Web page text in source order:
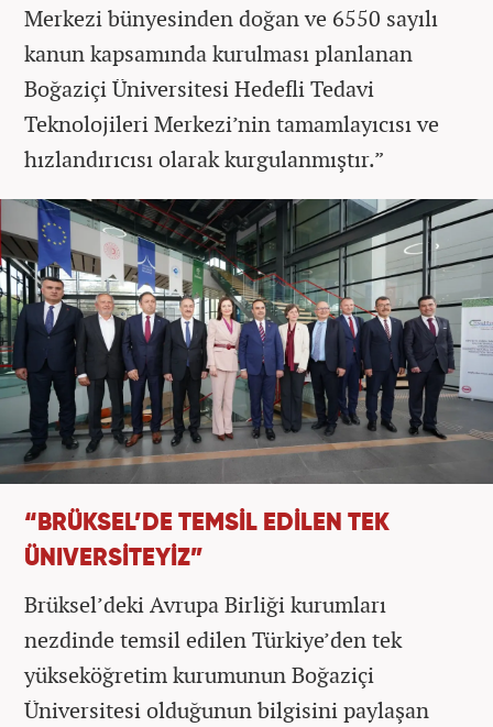
Merkezi bünyesinden doğan ve 6550 sayılı
kanun kapsamında kurulması planlanan
Boğaziçi Üniversitesi Hedefli Tedavi
Teknolojileri Merkezi’nin tamamlayıcısı ve
hızlandırıcısı olarak kurgulanmıştır.”
“BRÜKSEL’DE TEMSİL EDİLEN TEK
ÜNIVERSİTEYİZ”
Brüksel’deki Avrupa Birliği kurumları
nezdinde temsil edilen Türkiye’den tek
yükseköğretim kurumunun Boğaziçi
Üniversitesi olduğunun bilgisini paylaşan